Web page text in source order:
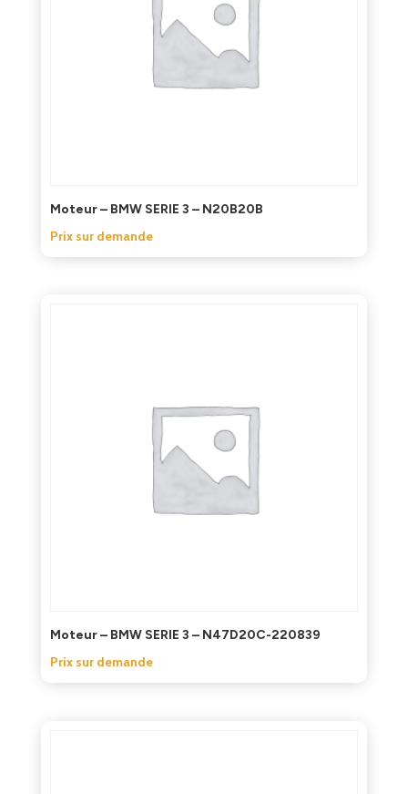
Moteur – BMW SERIE 3 – N20B20B
Prix sur demande
Moteur – BMW SERIE 3 – N47D20C-220839
Prix sur demande